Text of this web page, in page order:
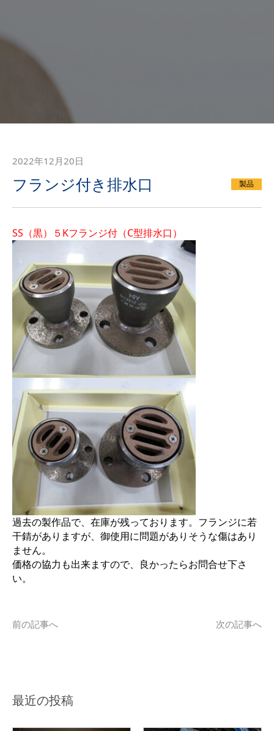
2022年12月20日
フランジ付き排水口 製品
SS（黒）５Kフランジ付（C型排水口）
過去の製作品で、在庫が残っております。フランジに若
干錆がありますが、御使用に問題がありそうな傷はあり
ません。
価格の協力も出来ますので、良かったらお問合せ下さ
い。
前の記事へ 次の記事へ
最近の投稿